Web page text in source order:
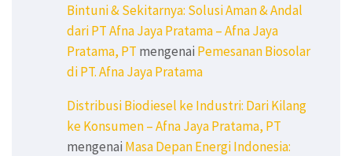
Bintuni & Sekitarnya: Solusi Aman & Andal
dari PT Afna Jaya Pratama – Afna Jaya
Pratama, PT mengenai Pemesanan Biosolar
di PT. Afna Jaya Pratama
Distribusi Biodiesel ke Industri: Dari Kilang
ke Konsumen – Afna Jaya Pratama, PT
mengenai Masa Depan Energi Indonesia: